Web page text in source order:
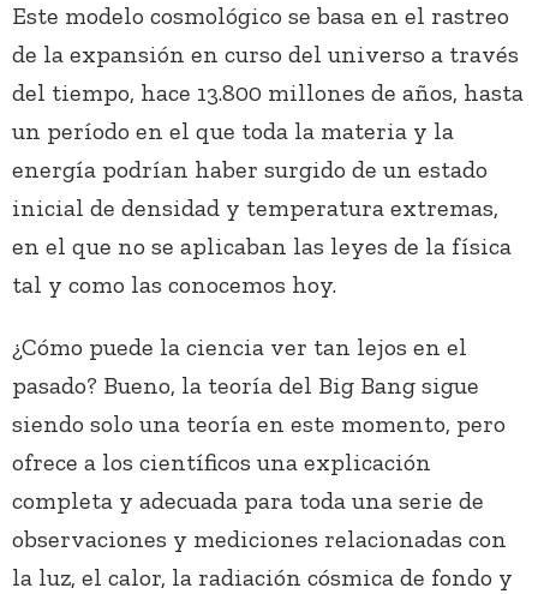
Este modelo cosmológico se basa en el rastreo
de la expansión en curso del universo a través
del tiempo, hace 13.800 millones de años, hasta
un período en el que toda la materia y la
energía podrían haber surgido de un estado
inicial de densidad y temperatura extremas,
en el que no se aplicaban las leyes de la física
tal y como las conocemos hoy.
¿Cómo puede la ciencia ver tan lejos en el
pasado? Bueno, la teoría del Big Bang sigue
siendo solo una teoría en este momento, pero
ofrece a los científicos una explicación
completa y adecuada para toda una serie de
observaciones y mediciones relacionadas con
la luz, el calor, la radiación cósmica de fondo y